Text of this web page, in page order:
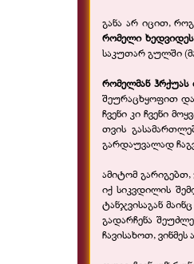
განა არ იცით,
რომელი
საკუთარ გულში
რომელმან ჰრქუას
შეურაცხყოფით და
ჩვენი კი ჩვენი
თვის
გარდაუვალად
ამიტომ
იქ სიკვდილის
ტანჯვისაგან
გადარჩენა
ჩავისახოთ,